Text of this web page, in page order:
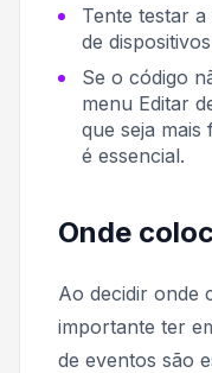
Tente testar
de
Se o código
menu Editar
que seja mais
é essencial.
Onde
Ao decidir onde
importante ter
de eventos são